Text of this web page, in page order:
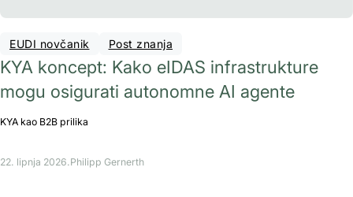
EUDI novčanik Post znanja
KYA koncept: Kako eIDAS infrastrukture
mogu osigurati autonomne AI agente
KYA kao B2B prilika
22. lipnja 2026.Philipp Gernerth